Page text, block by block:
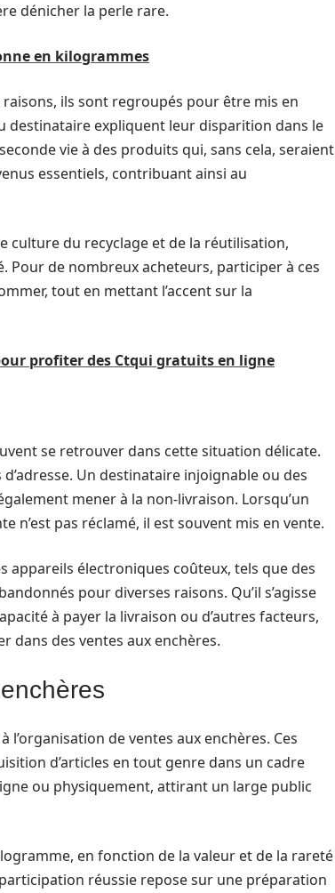
dénicher la perle rare.
en kilogrammes
ils sont regroupés pour être mis en
destinataire expliquent leur disparition dans le
vie à des produits qui, sans cela, seraient
essentiels, contribuant ainsi au
culture du recyclage et de la réutilisation,
Pour de nombreux acheteurs, participer à ces
tout en mettant l’accent sur la
profiter des Ctqui gratuits en ligne
se retrouver dans cette situation délicate.
Un destinataire injoignable ou des
mener à la non-livraison. Lorsqu’un
pas réclamé, il est souvent mis en vente.
électroniques coûteux, tels que des
pour diverses raisons. Qu’il s’agisse
à payer la livraison ou d’autres facteurs,
dans des ventes aux enchères.
l’organisation de ventes aux enchères. Ces
d’articles en tout genre dans un cadre
ou physiquement, attirant un large public
en fonction de la valeur et de la rareté
réussie repose sur une préparation